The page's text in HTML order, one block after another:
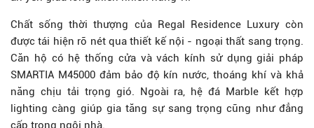
Chất sống thời thượng của Regal Residence Luxury còn
được tái hiện rõ nét qua thiết kế nội - ngoại thất sang trọng.
Căn hộ có hệ thống cửa và vách kính sử dụng giải pháp
SMARTIA M45000 đảm bảo độ kín nước, thoáng khí và khả
năng chịu tải trọng gió. Ngoài ra, hệ đá Marble kết hợp
lighting càng giúp gia tăng sự sang trọng cũng như đẳng
cấp trong ngôi nhà.